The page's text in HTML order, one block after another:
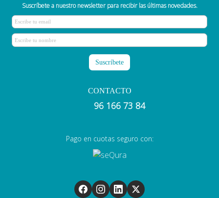
Suscríbete a nuestro newsletter para recibir las últimas novedades.
CONTACTO
96 166 73 84
Pago en cuotas seguro con: